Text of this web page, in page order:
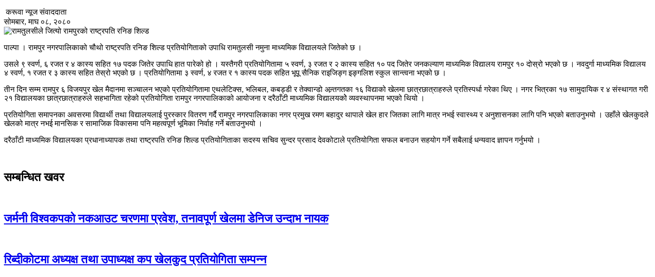
करूवा न्यूज संवाददाता
सोमबार, माघ ०८, २०८०
पाल्पा । रामपुर नगरपालिकाको चौथो राष्ट्रपति रनिङ शिल्ड प्रतियोगिताको उपाधि रामतुलसी नमुना माध्यमिक विद्यालयले जितेको छ ।
उसले ९ स्वर्ण, ६ रजत र ४ कास्य सहित १७ पदक जितेर उपाधि हात पारेको हो । यस्तैगरी प्रतियोगितामा ५ स्वर्ण, ३ रजत र २ कास्य सहित १० पद जितेर जनकल्याण माध्यमिक विद्यालय रामपुर १० दोस्रो भएको छ । नवदुर्गा माध्यमिक विद्यालय
४ स्वर्ण, १ रजत र ३ कास्य सहित तेस्रो भएको छ । प्रतियोगितामा ३ स्वर्ण, ४ रजत र १ कास्य पदक सहित भूपू सैनिक राइजिङ्ग इङ्गलिश स्कुल सान्त्वना भएको छ ।
तीन दिन सम्म रामपुर ६ विजयपुर खेल मैदानमा सञ्चालन भएको प्रतियोगितामा एथलेटिक्स, भलिबल, कबड्डी र तेक्वान्डो अन्र्तगतका १६ विद्याको खेलमा छात्रछात्राहरुले प्रतिस्पर्धा गरेका थिए । नगर भित्रका १७ सामुदायिक र ४ संस्थागत गरी
२१ विद्यालयका छात्रछात्राहरुले सहभागिता रहेको प्रतियोगिता रामपुर नगरपालिकाको आयोजना र दरैठाँटी माध्यमिक विद्यालयकोे व्यवस्थापनमा भएको थियो ।
प्रतियोगिता समापनका अवसरमा विद्यार्थी तथा विद्यालयलाई पुरस्कार वितरण गर्दै रामपुर नगरपालिकाका नगर प्रमुख रमण बहादुर थापाले खेल हार जितका लागि मात्र नभई स्वास्थ्य र अनुशासनका लागि पनि भएको बताउनुभयो । उहाँले खेलकुदले
खेलको मात्र नभई मानसिक र सामाजिक विकासमा पनि महत्वपूर्ण भूमिका निर्वाह गर्ने बताउनुभयो ।
दरैठाँटी माध्यमिक विद्यालयका प्रधानाध्यापक तथा राष्ट्रपति रनिङ शिल्ड प्रतियोगिताका सदस्य सचिव सुन्दर प्रसाद देवकोटाले प्रतियोगिता सफल बनाउन सहयोग गर्ने सबैलाई धन्यवाद ज्ञापन गर्नुभयो ।
सम्बन्धित खवर
जर्मनी विश्वकपको नकआउट चरणमा प्रवेश, तनावपूर्ण खेलमा डेनिज उन्दाभ नायक
रिब्दीकोटमा अध्यक्ष तथा उपाध्यक्ष कप खेलकुद प्रतियोगिता सम्पन्न